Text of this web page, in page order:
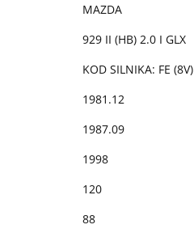
MAZDA
929 II (HB) 2.0 I GLX
KOD SILNIKA: FE (8V)
1981.12
1987.09
1998
120
88